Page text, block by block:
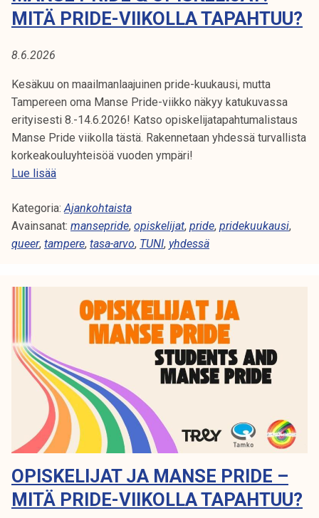
t
i
o
r
k
e
a
k
o
l
u
n
e
u
n
t
a
A
R
I
D
E
K
U
A
U
MITÄ PRIDE-VIIKOLLA TAPAHTUU?
8.6.2026
Kesäkuu on maailmanlaajuinen pride-kuukausi, mutta
Tampereen oma Manse Pride-viikko näkyy katukuvassa
erityisesti 8.-14.6.2026! Katso opiskelijatapahtumalistaus
Manse Pride viikolla tästä. Rakennetaan yhdessä turvallista
korkeakouluyhteisöä vuoden ympäri!
Lue lisääM
n
s
e
o
p
i
s
e
l
j
Kategoria: Ajankohtaista
Avainsanat: mansepride, opiskelijat, pride, pridekuukausi,
queer, tampere, tasa-arvo, TUNI, yhdessä
OPISKELIJAT JA MANSE PRIDE –
MITÄ PRIDE-VIIKOLLA TAPAHTUU?